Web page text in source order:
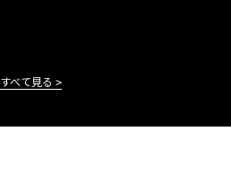
すべて見る